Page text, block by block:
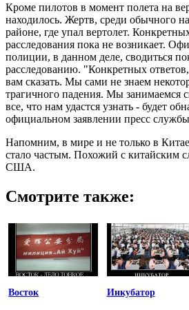
Кроме пилотов в момент полета на
находилось. Жертв, среди обычного
районе, где упал вертолет.
расследования пока не возникает.
полиции, в данном деле, сводиться
расследованию. "Конкретных
вам сказать. Мы сами не знаем
трагичного падения. Мы занимаемся
все, что нам удастся узнать - будет
официальном заявлении пресс
Напомним, в мире и не только в
стало частым. Похожий с китайским
США.
Смотрите также:
Восток Инкубатор